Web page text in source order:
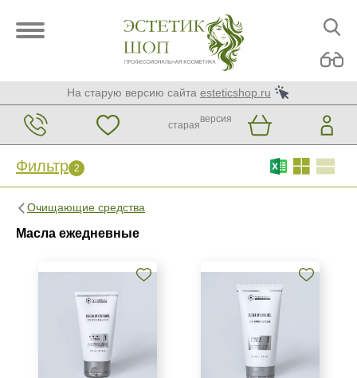
На старую версию сайта esteticshop.ru
старая
версия
Фильтр 2
Очищающие средства
Масла ежедневные
Фильтр 2 Сброс